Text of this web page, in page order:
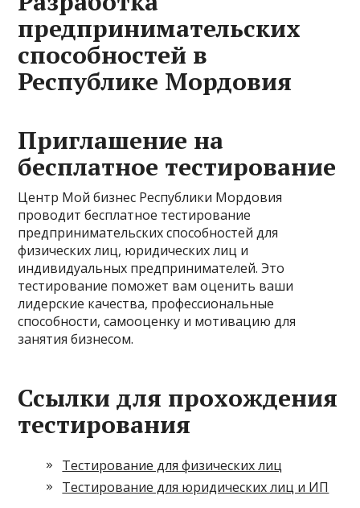
предпринимательских
способностей в
Республике Мордовия
Приглашение на
бесплатное тестирование
Центр Мой бизнес Республики Мордовия
проводит бесплатное тестирование
предпринимательских способностей для
физических лиц, юридических лиц и
индивидуальных предпринимателей. Это
тестирование поможет вам оценить ваши
лидерские качества, профессиональные
способности, самооценку и мотивацию для
занятия бизнесом.
Ссылки для прохождения
тестирования
Тестирование для физических лиц
Тестирование для юридических лиц и ИП